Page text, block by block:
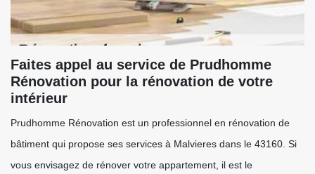
Faites appel au service de Prudhomme
Rénovation pour la rénovation de votre
intérieur
Prudhomme Rénovation est un professionnel en rénovation de
bâtiment qui propose ses services à Malvieres dans le 43160. Si
vous envisagez de rénover votre appartement, il est le